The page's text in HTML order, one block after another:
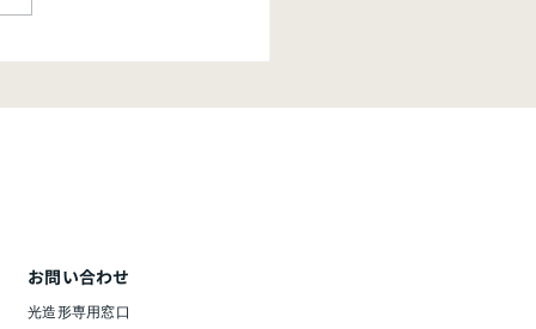
品】エンプラ性能を実
、レジン材料2種が登
お問い合わせ
光造形専用窓口